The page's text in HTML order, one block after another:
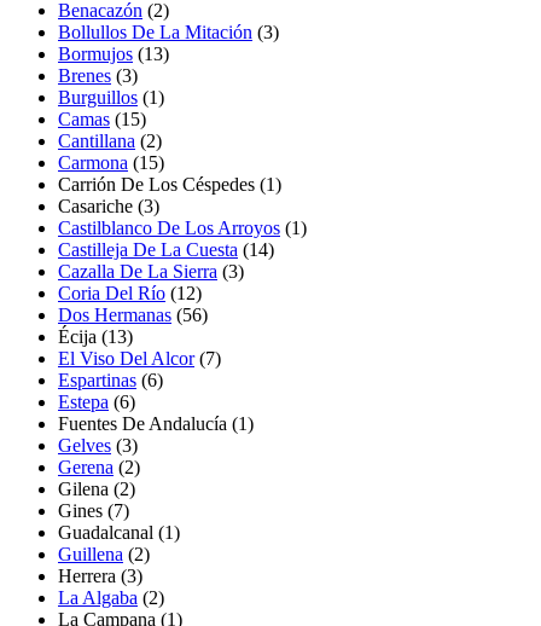
Benacazón (2)
Bollullos De La Mitación (3)
Bormujos (13)
Brenes (3)
Burguillos (1)
Camas (15)
Cantillana (2)
Carmona (15)
Carrión De Los Céspedes (1)
Casariche (3)
Castilblanco De Los Arroyos (1)
Castilleja De La Cuesta (14)
Cazalla De La Sierra (3)
Coria Del Río (12)
Dos Hermanas (56)
Écija (13)
El Viso Del Alcor(7)
Espartinas (6)
Estepa (6)
Fuentes De Andalucía (1)
Gelves (3)
Gerena (2)
Gilena (2)
Gines (7)
Guadalcanal (1)
Guillena (2)
Herrera (3)
La Algaba (2)
La Campana (1)